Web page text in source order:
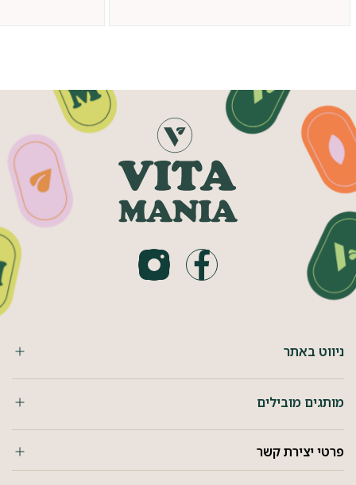
ניווט באתר
מותגים מובילים
פרטי יצירת קשר